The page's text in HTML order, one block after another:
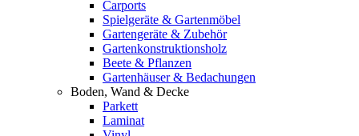
Carports
Spielgeräte & Gartenmöbel
Gartengeräte & Zubehör
Gartenkonstruktionsholz
Beete & Pflanzen
Gartenhäuser & Bedachungen
Boden, Wand & Decke
Parkett
Laminat